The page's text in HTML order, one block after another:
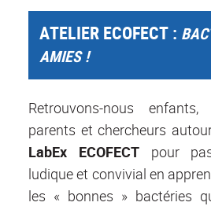
ATELIER ECOFECT :
AMIES !
Retrouvons-nous
parents et chercheurs
LabEx ECOFECTpour
ludique et convivial en
les « bonnes » bactéries